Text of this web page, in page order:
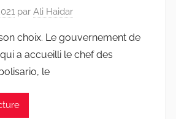
par Ali Haidar
choix. Le gouvernement de
a accueilli le chef des
le